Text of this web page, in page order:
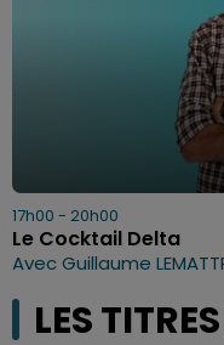
17h00 - 20h00
Le Cocktail Delta
Avec Guillaume
LES